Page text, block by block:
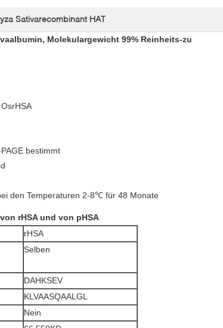
Sativarecombinant HAT
Molekulargewicht 99% Reinheits-zu
bestimmt
den Temperaturen 2-8℃ für 48 Monate
rHSA und von pHSA
rHSA
Selben
DAHKSEV
KLVAASQAALGL
Nein